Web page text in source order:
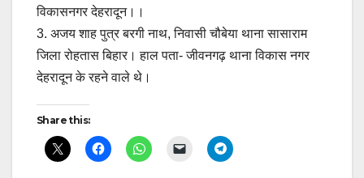
विकासनगर देहरादून।।
3. अजय शाह पुत्र बरगी नाथ, निवासी चौबेया थाना सासाराम
जिला रोहतास बिहार। हाल पता- जीवनगढ़ थाना विकास नगर
देहरादून के रहने वाले थे।
Share this: